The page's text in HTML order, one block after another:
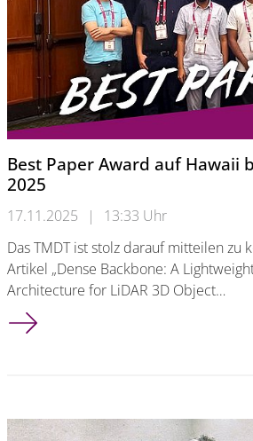
Best Paper Award auf Hawaii
2025
17.11.2025 |
13:33 Uhr
Das TMDT ist stolz darauf mitteilen zu
Artikel „Dense Backbone: A
Architecture for LiDAR 3D Object…
Best Paper Award auf Hawaii beim